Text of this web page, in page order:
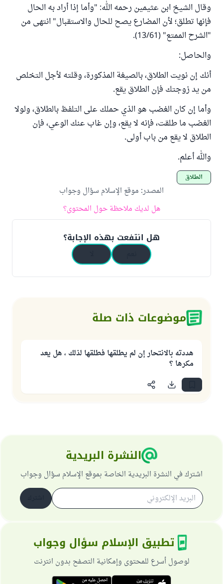
وقال الشيخ ابن عثيمين رحمه الله: "وأما إذا أراد به الحال
فإنها تطلق؛ لأن المضارع يصح للحال والاستقبال" انتهى من
"الشرح الممتع" (13/61).
والحاصل:
أنك إن نويت الطلاق، بالصيغة المذكورة، وقلته لأجل التخلص
من يد زوجتك فإن الطلاق يقع.
وأما إن كان الغضب هو الذي حملك على التلفظ بالطلاق، ولولا
الغضب ما طلقت، فإنه لا يقع، وإن غاب عنك الوعي، فإن
الطلاق لا يقع من باب أولى.
والله أعلم.
الطلاق
المصدر: موقع الإسلام سؤال وجواب
هل لديك ملاحظة حول المحتوى؟
هل انتفعت بهذه الإجابة؟
موضوعات ذات صلة
هددته بالانتحار إن لم يطلقها فطلقها لذلك ، هل يعد
مكرها ؟
النشرة البريدية
اشترك في النشرة البريدية الخاصة بموقع الإسلام سؤال وجواب
تطبيق الإسلام سؤال وجواب
لوصول أسرع للمحتوى وإمكانية التصفح بدون انترنت